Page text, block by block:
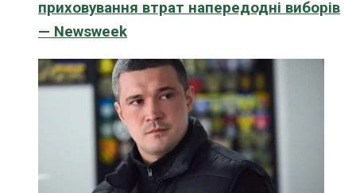
приховування втрат напередодні виборів
— Newsweek